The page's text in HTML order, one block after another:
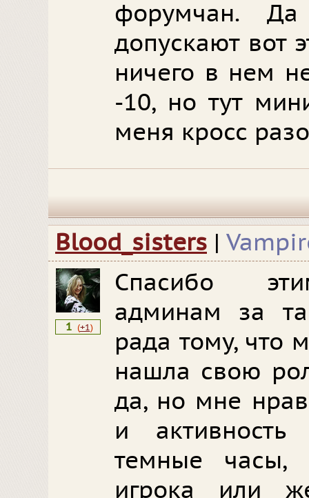
форумчан.
допускают вот
ничего в нем
-10, но тут
меня кросс
Blood_sisters |
1 (+1)
Спасибо
админам за
рада тому, что
нашла свою
да, но мне
и
темные часы,
игрока или